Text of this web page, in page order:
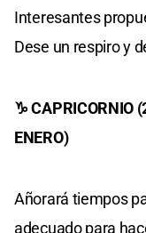
Interesantes
Dese un respiro y
♑ CAPRICORNIO
ENERO)
Añorará tiempos
adecuado para